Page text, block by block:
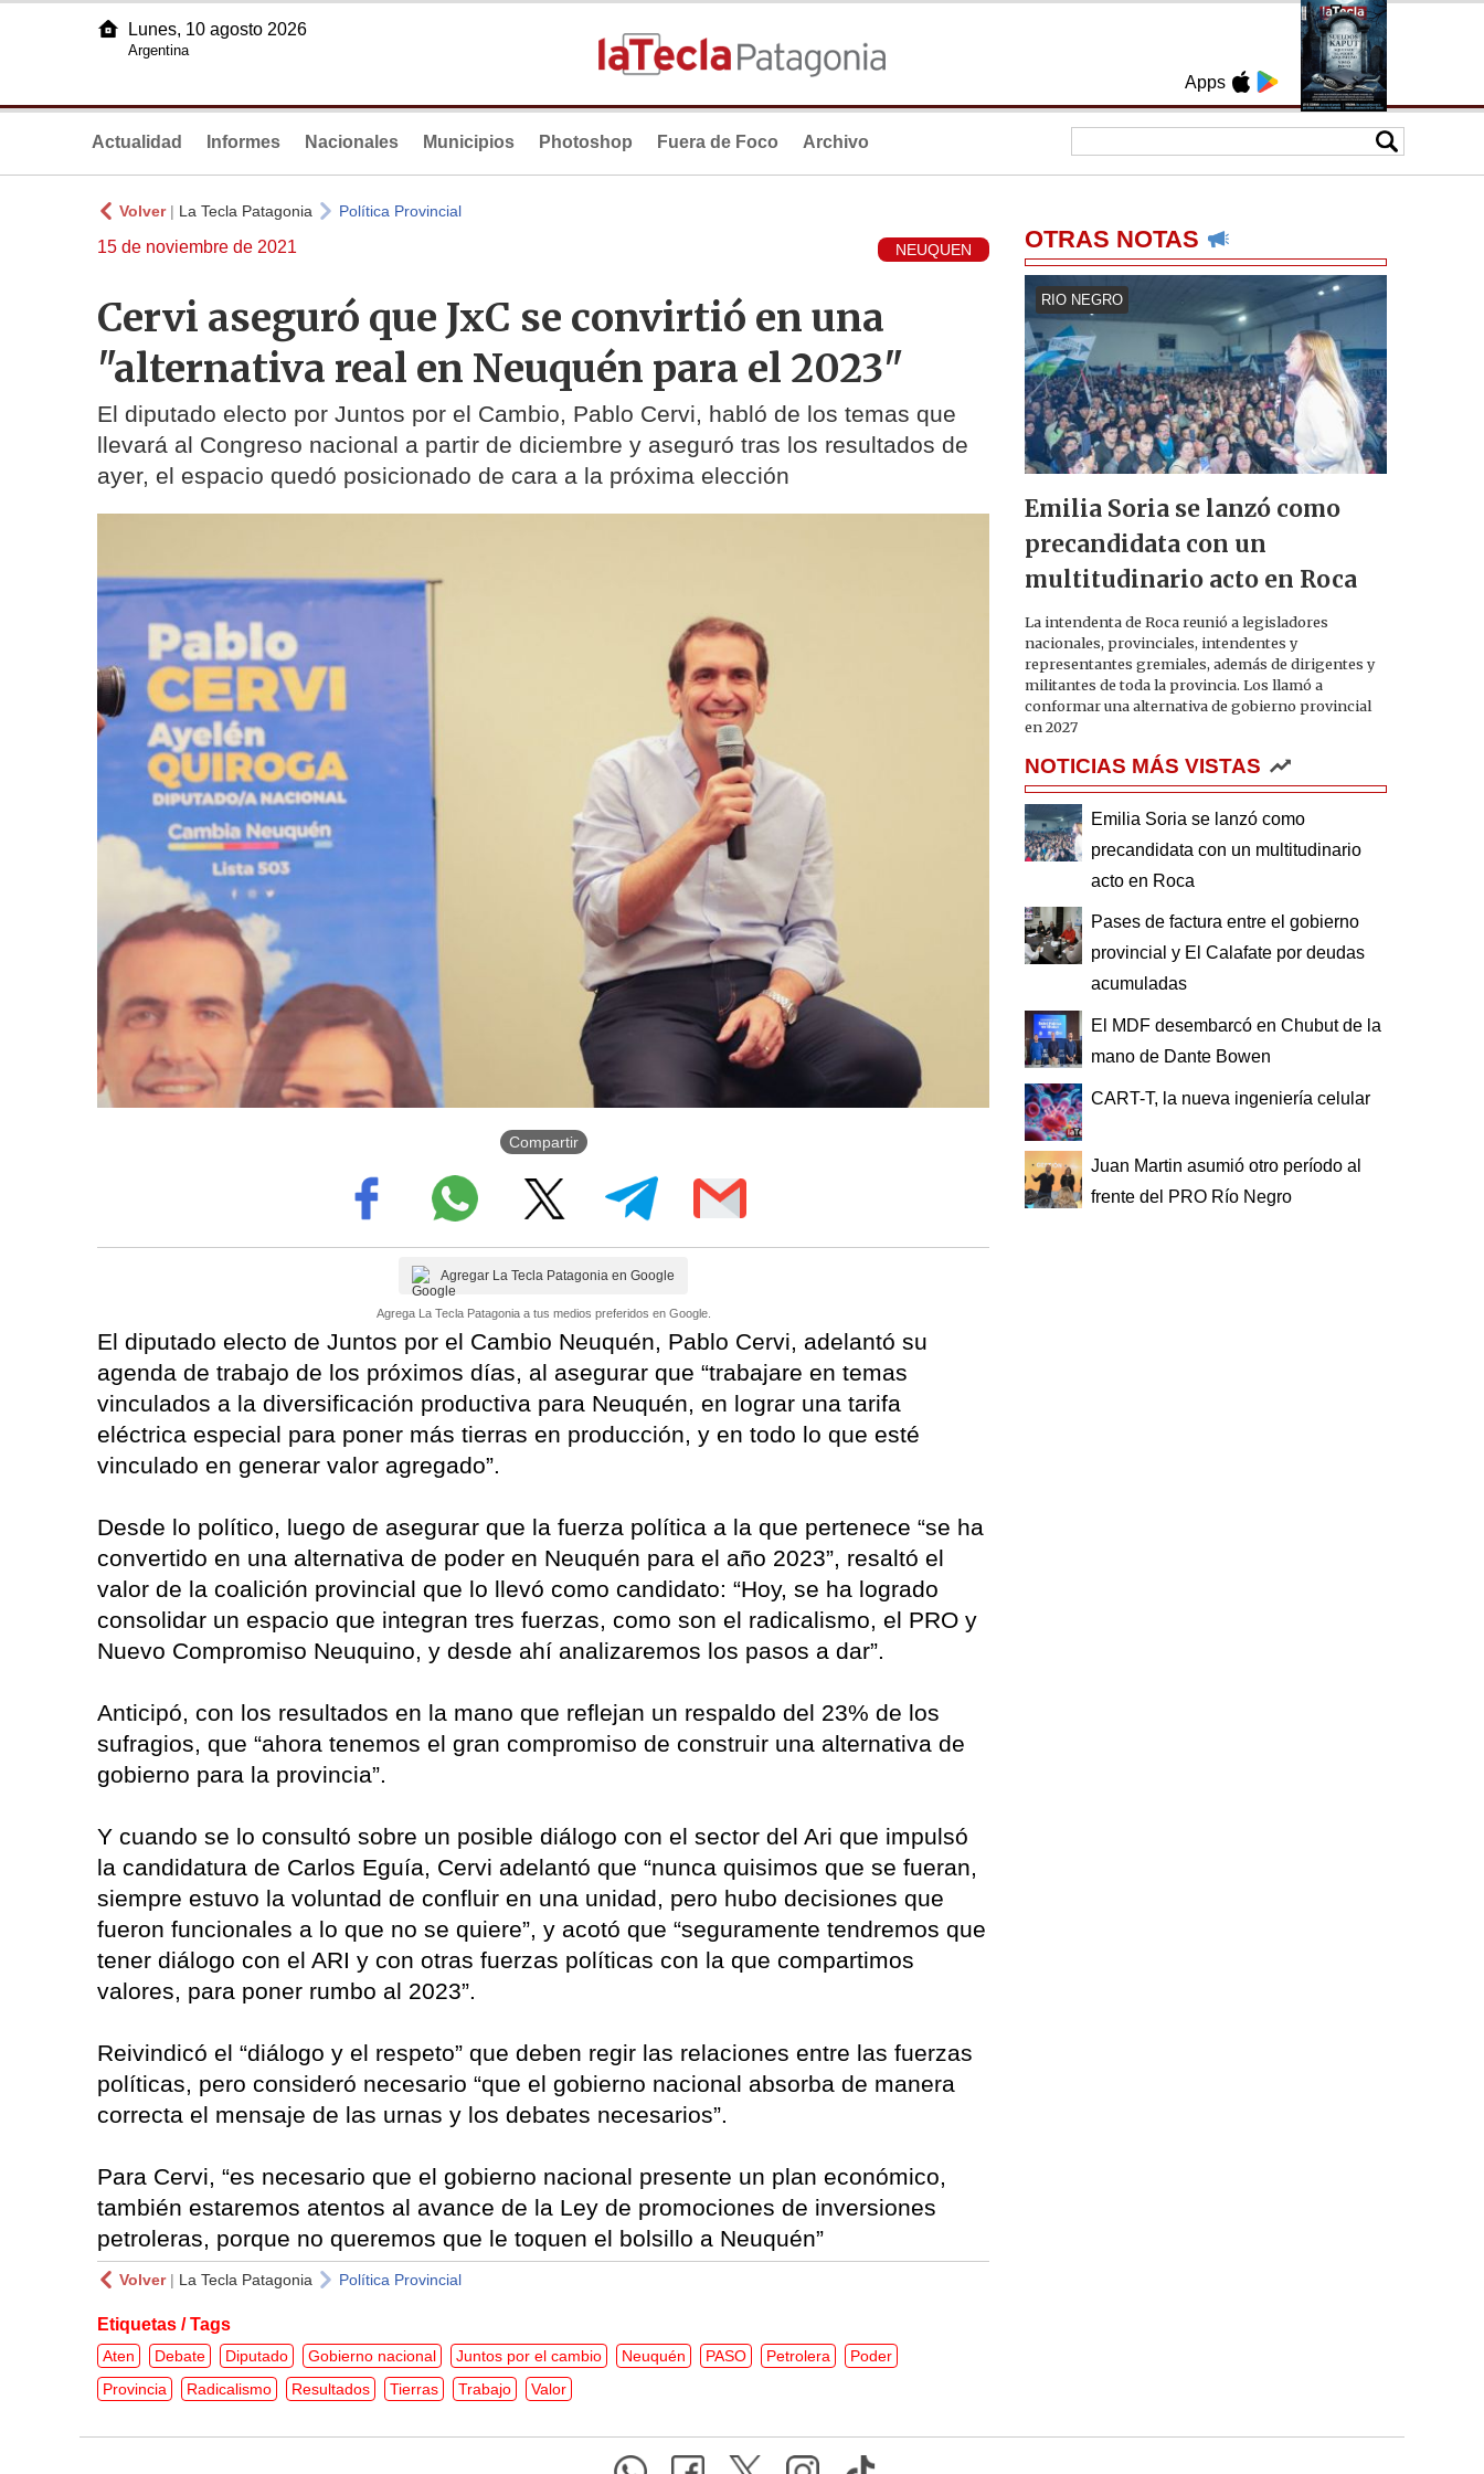
Apps
Lunes, 10 agosto 2026
Argentina
Actualidad Informes Nacionales Municipios Photoshop Fuera de Foco Archivo
Volver| La Tecla Patagonia Política Provincial
15 de noviembre de 2021 NEUQUEN
Cervi aseguró que JxC se convirtió en una
"alternativa real en Neuquén para el 2023"
El diputado electo por Juntos por el Cambio, Pablo Cervi, habló de los temas que
llevará al Congreso nacional a partir de diciembre y aseguró tras los resultados de
ayer, el espacio quedó posicionado de cara a la próxima elección
Compartir
Agregar La Tecla Patagonia en Google
Agrega La Tecla Patagonia a tus medios preferidos en Google.
El diputado electo de Juntos por el Cambio Neuquén, Pablo Cervi, adelantó su
agenda de trabajo de los próximos días, al asegurar que “trabajare en temas
vinculados a la diversificación productiva para Neuquén, en lograr una tarifa
eléctrica especial para poner más tierras en producción, y en todo lo que esté
vinculado en generar valor agregado”.
Desde lo político, luego de asegurar que la fuerza política a la que pertenece “se ha
convertido en una alternativa de poder en Neuquén para el año 2023”, resaltó el
valor de la coalición provincial que lo llevó como candidato: “Hoy, se ha logrado
consolidar un espacio que integran tres fuerzas, como son el radicalismo, el PRO y
Nuevo Compromiso Neuquino, y desde ahí analizaremos los pasos a dar”.
Anticipó, con los resultados en la mano que reflejan un respaldo del 23% de los
sufragios, que “ahora tenemos el gran compromiso de construir una alternativa de
gobierno para la provincia”.
Y cuando se lo consultó sobre un posible diálogo con el sector del Ari que impulsó
la candidatura de Carlos Eguía, Cervi adelantó que “nunca quisimos que se fueran,
siempre estuvo la voluntad de confluir en una unidad, pero hubo decisiones que
fueron funcionales a lo que no se quiere”, y acotó que “seguramente tendremos que
tener diálogo con el ARI y con otras fuerzas políticas con la que compartimos
valores, para poner rumbo al 2023”.
Reivindicó el “diálogo y el respeto” que deben regir las relaciones entre las fuerzas
políticas, pero consideró necesario “que el gobierno nacional absorba de manera
correcta el mensaje de las urnas y los debates necesarios”.
Para Cervi, “es necesario que el gobierno nacional presente un plan económico,
también estaremos atentos al avance de la Ley de promociones de inversiones
petroleras, porque no queremos que le toquen el bolsillo a Neuquén”
Volver| La Tecla Patagonia Política Provincial
Etiquetas / Tags
Aten Debate Diputado Gobierno nacional Juntos por el cambio Neuquén PASO Petrolera
Poder
Provincia
Radicalismo Resultados Tierras Trabajo Valor
OTRAS NOTAS
RIO NEGRO
Emilia Soria se lanzó como
precandidata con un
multitudinario acto en Roca
La intendenta de Roca reunió a legisladores
nacionales, provinciales, intendentes y
representantes gremiales, además de dirigentes y
militantes de toda la provincia. Los llamó a
conformar una alternativa de gobierno provincial
en 2027
NOTICIAS MÁS VISTAS
Emilia Soria se lanzó como
precandidata con un multitudinario
acto en Roca
Pases de factura entre el gobierno
provincial y El Calafate por deudas
acumuladas
El MDF desembarcó en Chubut de la
mano de Dante Bowen
CART-T, la nueva ingeniería celular
Juan Martin asumió otro período al
frente del PRO Río Negro